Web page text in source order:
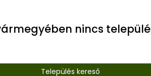
nincs
Település kereső